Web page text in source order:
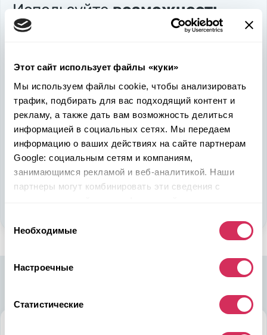
Этот сайт использует файлы «куки»
Мы используем файлы cookie, чтобы анализировать
трафик, подбирать для вас подходящий контент и
рекламу, а также дать вам возможность делиться
информацией в социальных сетях. Мы передаем
информацию о ваших действиях на сайте партнерам
Google: социальным сетям и компаниям,
занимающимся рекламой и веб-аналитикой. Наши
партнеры могут комбинировать эти сведения с
вами их сервисов.
согласия
Необходимые
Настроечные
Статистические
Используйте возможность
быть в выигрыше
откроет перед вами дополнительные перспективы. Кроме
ожидаемого результата, вы получите реальные выгоды.
Внедрение Американского стандарта на авторынке
Казахстана станет эрой больших возможностей
казахстанцев, чтобы реализовать свой потенциал в
полную силу.
Подобрать авто
Стать партнером